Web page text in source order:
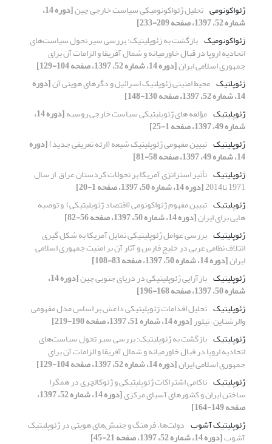
ژئواکونومی تحلیل ژئواکونومیکی سیاست خارجی چین [دوره 14،
شماره 52، 1397، صفحه 209-233]
ژئواکونومیک بازگشت به ژئوپلیتیک: بررسی سیر تحول سیاست‌های
اتحادیه اروپا در قبال خاورمیانه و شمال آفریقا و الزامات آن برای
جمهوری اسلامی ایران[دوره 14، شماره 52، 1397، صفحه 104-129]
ژئوپلتیک محیط امنیتی ژئوپلتیک اسرائیل و دگرهای هویتی آن[دوره
14، شماره 52، 1397، صفحه 130-148]
ژئوپلیتیک مؤلفه های ژئوپلیتیکی سیاست خارجی روسیه [دوره 14،
شماره 49، 1397، صفحه 1-25]
ژئوپلیتیک تبیین مفهومی ژئوپلیتیک شیعه (ارئه تعریفی جدید)[دوره
14، شماره 49، 1397، صفحه 58-81]
ژئوپلیتیک تأثیر استراتژی آمریکا بر تحولات کردستان عراق ‏ از سال
1971 تا2014‏
[دوره 14، شماره 50، 1397، صفحه 1-20]
ژئوپلیتیک تبیین مفهوم ژئواکونومی (اقتصاد ژئوپلیتیکی) ‏ و توصیه
هایی برای ایران[دوره 14، شماره 50، 1397، صفحه 56-82]
ژئوپلیتیک بررسی عوامل ژئوپلیتیکی تمایل آمریکا به شکل گیری
ائتلاف نظامی عربی ‏در خلیج فارس و آثار آن بر امنیت جمهوری اسلامی
ایران[دوره 14، شماره 50، 1397، صفحه 83-108]
ژئوپلیتیک بازآرایی ژئوپلیتیکی در دریای جنوبی چین [دوره 14،
شماره 50، 1397، صفحه 168-196]
ژئوپلیتیک تحلیل اقدامات ژئوپلیتیکی داعش بر اساس مدل مفهومی
والرشتاین – تیلور[دوره 14، شماره 51، 1397، صفحه 190-219]
ژئوپلیتیک بازگشت به ژئوپلیتیک: بررسی سیر تحول سیاست‌های
اتحادیه اروپا در قبال خاورمیانه و شمال آفریقا و الزامات آن برای
جمهوری اسلامی ایران[دوره 14، شماره 52، 1397، صفحه 104-129]
ژئوپلیتیک ناکامی اشتراکات ژئوپلیتیکی و ژئوکالچری در همگرا
ساختن ایران و کشورهای آسیای مرکزی [دوره 14، شماره 52، 1397،
صفحه 149-164]
ژئوپلیتیک آشوب دولت‌ها، فرهنگ و جنبش‌های هویتی در ژئوپلیتیک
آشوب[دوره 14، شماره 52، 1397، صفحه 21-45]